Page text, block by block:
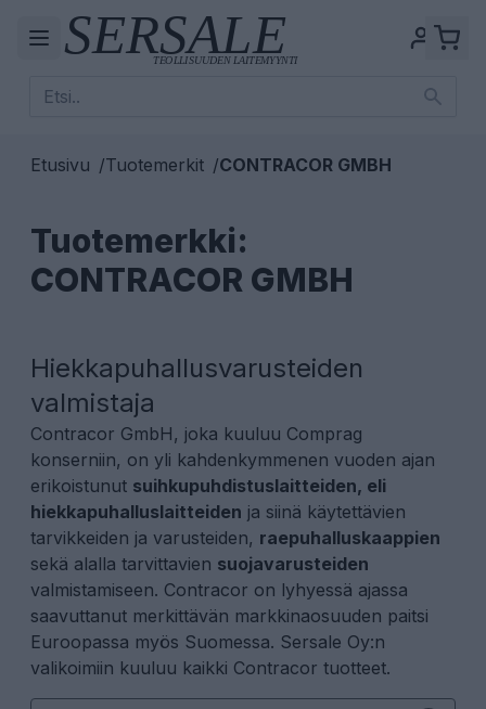
Etusivu /Tuotemerkit /CONTRACOR GMBH
Tuotemerkki:
CONTRACOR GMBH
Hiekkapuhallusvarusteiden
valmistaja
Contracor GmbH, joka kuuluu Comprag
konserniin, on yli kahdenkymmenen vuoden ajan
erikoistunut suihkupuhdistuslaitteiden, eli
hiekkapuhalluslaitteiden ja siinä käytettävien
tarvikkeiden ja varusteiden, raepuhalluskaappien
sekä alalla tarvittavien suojavarusteiden
valmistamiseen. Contracor on lyhyessä ajassa
saavuttanut merkittävän markkinaosuuden paitsi
Euroopassa myös Suomessa. Sersale Oy:n
valikoimiin kuuluu kaikki Contracor tuotteet.